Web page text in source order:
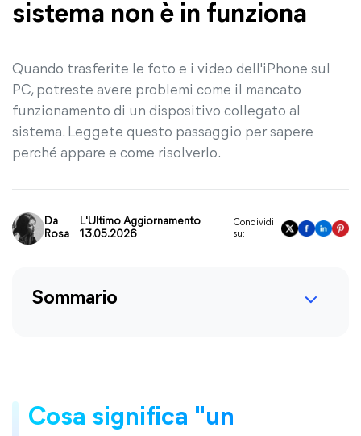
sistema non è in funziona
Quando trasferite le foto e i video dell'iPhone sul
PC, potreste avere problemi come il mancato
funzionamento di un dispositivo collegato al
sistema. Leggete questo passaggio per sapere
perché appare e come risolverlo.
Da
Rosa
L'Ultimo Aggiornamento
13.05.2026
Condividi
su:
Sommario
Cosa significa "un